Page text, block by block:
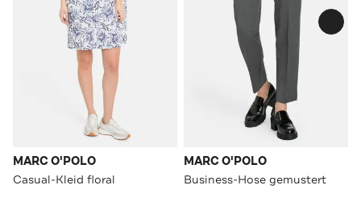
MARC O'POLO
Casual-Kleid floral
MARC O'POLO
Business-Hose gemustert